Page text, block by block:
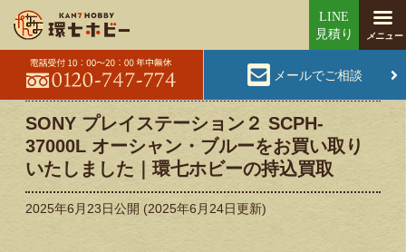
メールでご相談
SONY プレイステーション２ SCPH-
37000L オーシャン・ブルーをお買い取り
いたしました｜環七ホビーの持込買取
2025年6月23日公開 (2025年6月24日更新)